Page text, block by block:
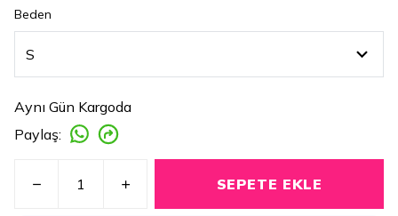
Beden
Aynı Gün Kargoda
Paylaş:
SEPETE EKLE